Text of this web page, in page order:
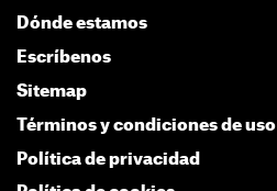
Dónde estamos
Escríbenos
Sitemap
Términos y condiciones de uso
Política de privacidad